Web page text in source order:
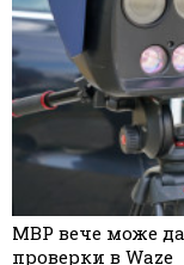
МВР вече може
проверки в Waze